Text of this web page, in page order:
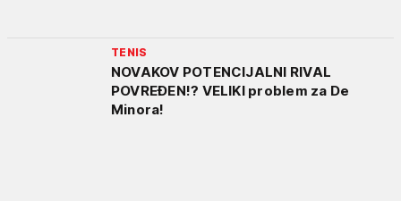
TENIS
NOVAKOV POTENCIJALNI RIVAL
POVREĐEN!? VELIKI problem za De
Minora!